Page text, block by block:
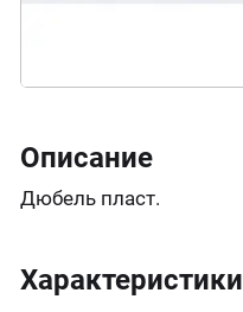
Описание
Дюбель пласт.
Характеристики